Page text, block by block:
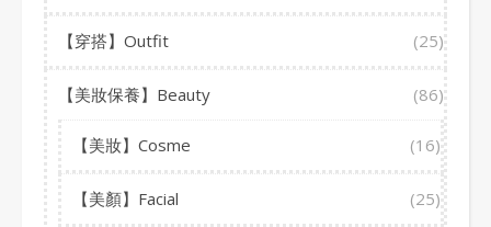
【穿搭】Outfit (25)
【美妝保養】Beauty (86)
【美妝】Cosme (16)
【美顏】Facial (25)